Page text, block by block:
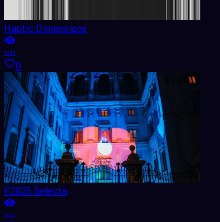
Haptic Dimensions
1047
0
F2025 Selecta
1666